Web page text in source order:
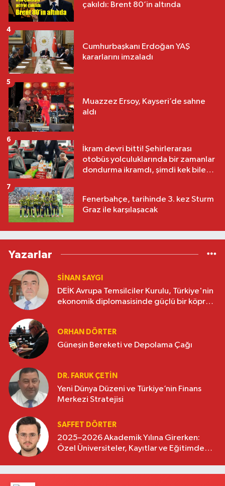
çakıldı: Brent 80’in altında
Cumhurbaşkanı Erdoğan YAŞ
kararlarını imzaladı
4
Muazzez Ersoy, Kayseri’de sahne
aldı
5
İkram devri bitti! Şehirlerarası
otobüs yolculuklarında bir zamanlar
dondurma ikramdı, şimdi kek bile
6
Fenerbahçe, tarihinde 3. kez Sturm
Graz ile karşılaşacak
7
Yazarlar
SINAN SAYGI
DEİK Avrupa Temsilciler Kurulu, Türkiye'nin
ekonomik diplomasisinde güçlü bir köprü
ORHAN DÖRTER
Güneşin Bereketi ve Depolama Çağı
DR. FARUK ÇETİN
Yeni Dünya Düzeni ve Türkiye’nin Finans
Merkezi Stratejisi
SAFFET DÖRTER
2025–2026 Akademik Yılına Girerken:
Özel Üniversiteler, Kayıtlar ve Eğitimde